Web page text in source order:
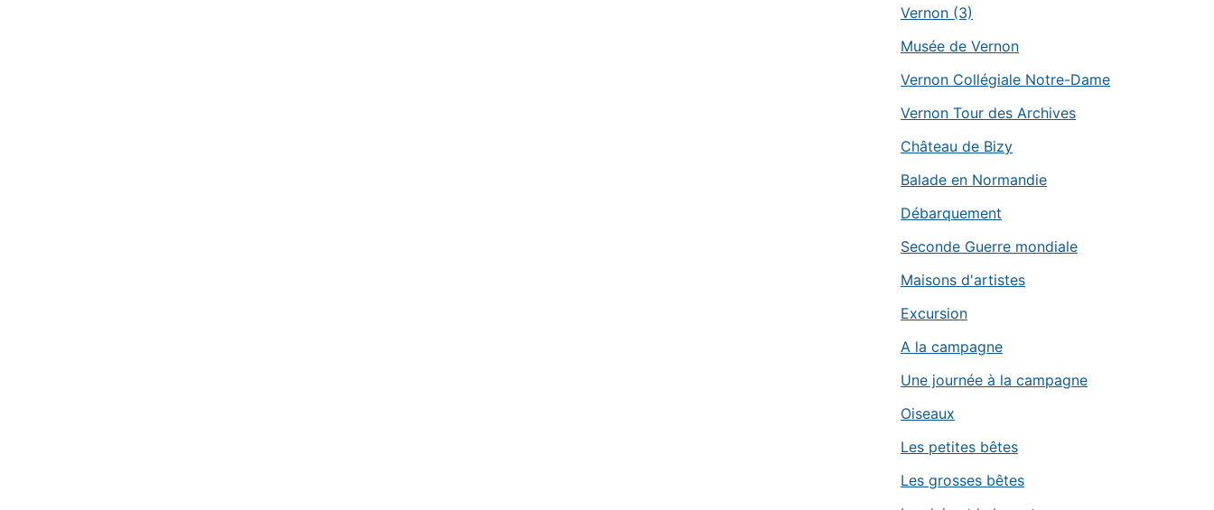
Vernon (3)
Musée de Vernon
Vernon Collégiale Notre-Dame
Vernon Tour des Archives
Château de Bizy
Balade en Normandie
Débarquement
Seconde Guerre mondiale
Maisons d'artistes
Excursion
A la campagne
Une journée à la campagne
Oiseaux
Les petites bêtes
Les grosses bêtes